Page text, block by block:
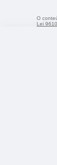
O
Lei